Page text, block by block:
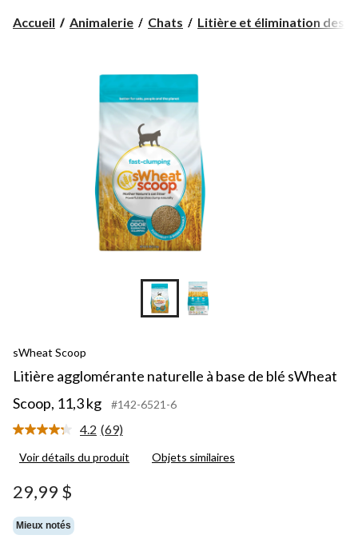
Accueil Animalerie Chats Litière et élimination des
sWheat Scoop
Litière agglomérante naturelle à base de blé sWheat
Scoop, 11,3 kg
#142-6521-6
4.2 Lire
69
(69)
Voir détails du produit Objets similaires
29,99 $
Mieux notés